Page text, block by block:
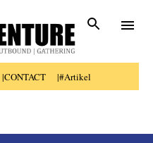
|CONTACT |#Artikel